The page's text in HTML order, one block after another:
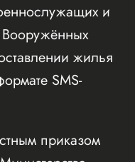
и
жилья
SMS-
приказом